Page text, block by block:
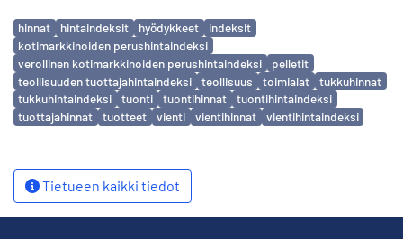
Avainsanat
hinnat hintaindeksit hyödykkeet
indeksit
kotimarkkinoiden perushintaindeksi
verollinen kotimarkkinoiden perushintaindeksi
pelletit
teollisuuden tuottajahintaindeksi
teollisuus toimialat
tukkuhinnat
tukkuhintaindeksi
tuonti tuontihinnat
tuontihintaindeksi
tuottajahinnat
tuotteet vienti vientihinnat vientihintaindeksi
Tietueen kaikki tiedot